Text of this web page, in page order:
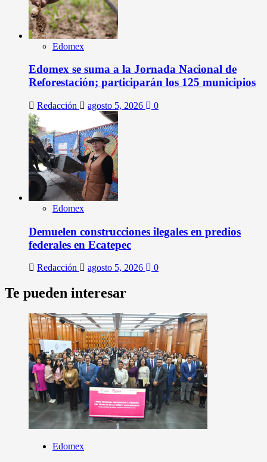
Edomex
Edomex se suma a la Jornada Nacional de
Reforestación; participarán los 125 municipios
Redacción agosto 5, 2026 0
Edomex
Demuelen construcciones ilegales en predios
federales en Ecatepec
Redacción agosto 5, 2026 0
Te pueden interesar
Edomex